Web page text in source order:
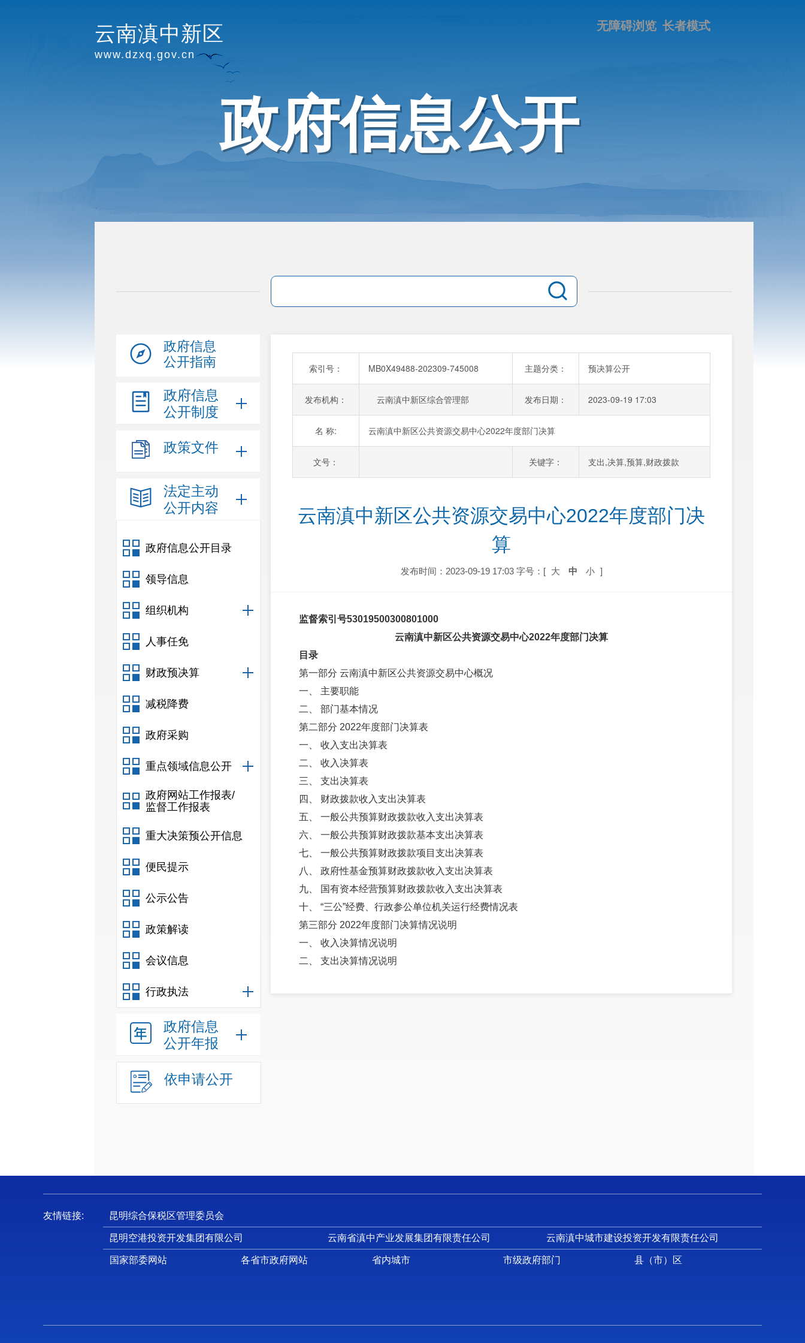
云南滇中新区
www.dzxq.gov.cn
长者模式
无障碍浏览
政府信息公开
政府信息
公开指南
政府信息
公开制度
政策文件
法定主动
公开内容
政府信息公开目录
领导信息
组织机构
人事任免
财政预决算
减税降费
政府采购
重点领域信息公开
政府网站工作报表/
监督工作报表
重大决策预公开信息
便民提示
公示公告
政策解读
会议信息
行政执法
政府信息
公开年报
依申请公开
索引号： MB0X49488-202309-745008 主题分类： 预决算公开
发布机构： 云南滇中新区综合管理部 发布日期： 2023-09-19 17:03
名 称: 云南滇中新区公共资源交易中心2022年度部门决算
文号： 关键字： 支出,决算,预算,财政拨款
云南滇中新区公共资源交易中心2022年度部门决
算
发布时间：2023-09-19 17:03 字号：[ 大 中 小 ]
监督索引号53019500300801000
云南滇中新区公共资源交易中心2022年度部门决算
目录
第一部分 云南滇中新区公共资源交易中心概况
一、 主要职能
二、 部门基本情况
第二部分 2022年度部门决算表
一、 收入支出决算表
二、 收入决算表
三、 支出决算表
四、 财政拨款收入支出决算表
五、 一般公共预算财政拨款收入支出决算表
六、 一般公共预算财政拨款基本支出决算表
七、 一般公共预算财政拨款项目支出决算表
八、 政府性基金预算财政拨款收入支出决算表
九、 国有资本经营预算财政拨款收入支出决算表
十、 “三公”经费、行政参公单位机关运行经费情况表
第三部分 2022年度部门决算情况说明
一、 收入决算情况说明
二、 支出决算情况说明
六、 相关口径说明
第五部分 名词解释
一、 主要职能
（一）主要职能
1. 为新区工程类项目（包括市政基础设施、交通、水利、房屋建设等项目）招投标及竞争性谈判、政
友情链接: 昆明综合保税区管理委员会
昆明空港投资开发集团有限公司 云南省滇中产业发展集团有限责任公司 云南滇中城市建设投资开发有限责任公司
国家部委网站 各省市政府网站 省内城市 市级政府部门 县（市）区